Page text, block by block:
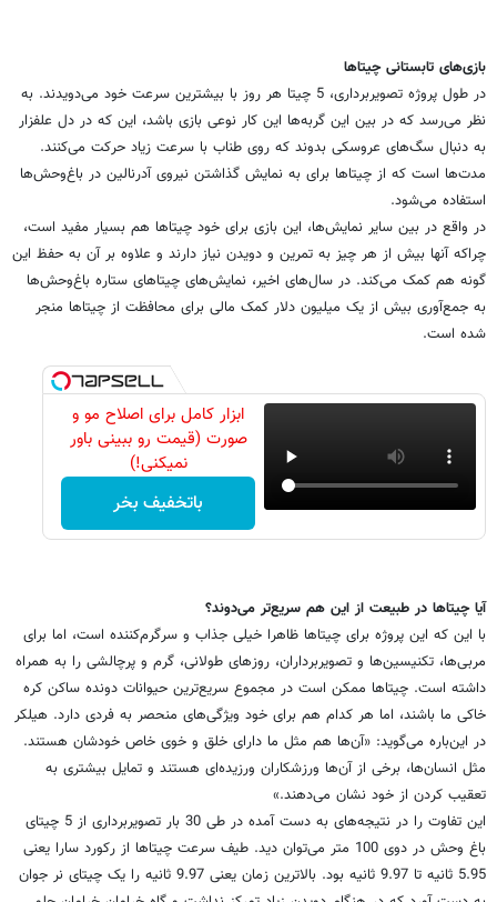
بازی‌های تابستانی چیتاها
در طول پروژه تصویربرداری، 5 چیتا هر روز با بیشترین سرعت خود می‌دویدند. به
نظر می‌رسد که در بین این گربه‌ها این کار نوعی بازی باشد، این که در دل علفزار
به دنبال سگ‌های عروسکی بدوند که روی طناب با سرعت زیاد حرکت می‌کنند.
مدت‌ها است که از چیتاها برای به نمایش گذاشتن نیروی آدرنالین در باغ‌وحش‌ها
استفاده می‌شود.
در واقع در بین سایر نمایش‌ها، این بازی برای خود چیتاها هم بسیار مفید است،
چراکه آنها بیش از هر چیز به تمرین و دویدن نیاز دارند و علاوه بر آن به حفظ این
گونه هم کمک می‌کند. در سال‌های اخیر، ‌نمایش‌های چیتاهای ستاره باغ‌وحش‌ها
به جمع‌آوری بیش از یک میلیون دلار کمک مالی برای محافظت از چیتاها منجر
شده است.
ابزار کامل برای اصلاح مو و
صورت (قیمت رو ببینی باور
نمیکنی!)
باتخفیف بخر
آیا چیتاها در طبیعت از این هم سریع‌تر می‌دوند؟
با این که این پروژه برای چیتاها ظاهرا خیلی جذاب و سرگرم‌کننده است، اما برای
مربی‌ها، تکنیسین‌ها و تصویربرداران، روزهای طولانی،‌ گرم و پرچالشی را به همراه
داشته است. چیتاها ممکن است در مجموع سریع‌ترین حیوانات دونده ساکن کره
خاکی ما باشند،‌ اما هر کدام هم برای خود ویژگی‌های منحصر به فردی دارد. هیلکر
در این‌باره می‌گوید: «آن‌ها هم مثل ما دارای خلق و خوی خاص خودشان هستند.
مثل انسان‌ها، برخی از آن‌ها ورزشکاران ورزیده‌ای هستند و تمایل بیشتری به
تعقیب کردن از خود نشان می‌دهند.»
این تفاوت را در نتیجه‌های به دست آمده در طی 30 بار تصویربرداری از 5 چیتای
باغ وحش در دوی 100 متر می‌توان دید. طیف سرعت چیتاها از رکورد سارا یعنی
5.95 ثانیه تا 9.97 ثانیه بود. بالاترین زمان یعنی 9.97 ثانیه را یک چیتای نر جوان